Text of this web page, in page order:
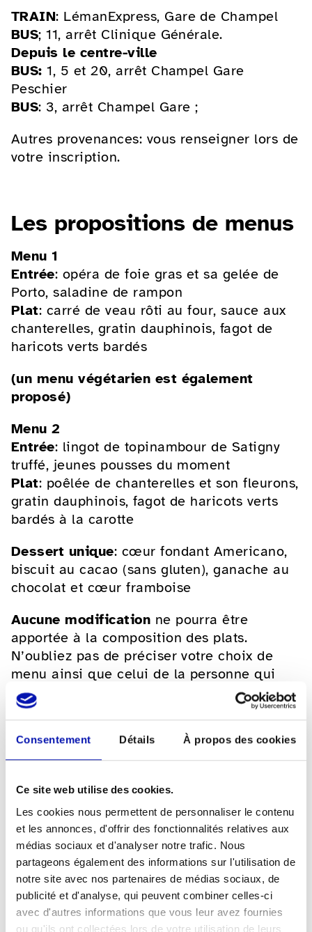
Consentement Détails À propos des cookies
Ce site web utilise des cookies.
Les cookies nous permettent de personnaliser le contenu
et les annonces, d'offrir des fonctionnalités relatives aux
médias sociaux et d'analyser notre trafic. Nous
partageons également des informations sur l'utilisation de
notre site avec nos partenaires de médias sociaux, de
publicité et d'analyse, qui peuvent combiner celles-ci
avec d'autres informations que vous leur avez fournies
ou qu'ils ont collectées lors de votre utilisation de leurs
TRAIN: LémanExpress, Gare de Champel
BUS; 11, arrêt Clinique Générale.
Depuis le centre-ville
BUS:1, 5 et 20, arrêt Champel Gare
Peschier
BUS: 3, arrêt Champel Gare ;
Autres provenances: vous renseigner lors de
votre inscription.
Les propositions de menus
Menu 1
Entrée: opéra de foie gras et sa gelée de
Porto, saladine de rampon
Plat: carré de veau rôti au four, sauce aux
chanterelles, gratin dauphinois, fagot de
haricots verts bardés
(un menu végétarien est également
proposé)
Menu 2
Entrée: lingot de topinambour de Satigny
truffé, jeunes pousses du moment
Plat: poêlée de chanterelles et son fleurons,
gratin dauphinois, fagot de haricots verts
bardés à la carotte
Dessert unique: cœur fondant Americano,
biscuit au cacao (sans gluten), ganache au
chocolat et cœur framboise
Aucune modification ne pourra être
apportée à la composition des plats.
N’oubliez pas de préciser votre choix de
menu ainsi que celui de la personne qui
vous accompagne lors de votre inscription.
Informations
Veranstaltungsdatum
01.12.2024
Heure de la manifestation
11h30